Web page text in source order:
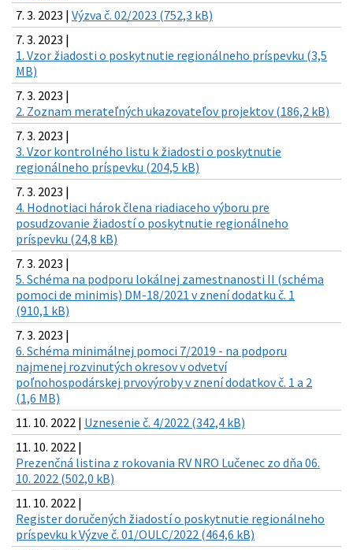
7. 3. 2023 | Výzva č. 02/2023 (752,3 kB)
7. 3. 2023 |
1. Vzor žiadosti o poskytnutie regionálneho príspevku (3,5
MB)
7. 3. 2023 |
2. Zoznam merateľných ukazovateľov projektov (186,2 kB)
7. 3. 2023 |
3. Vzor kontrolného listu k žiadosti o poskytnutie
regionálneho príspevku (204,5 kB)
7. 3. 2023 |
4. Hodnotiaci hárok člena riadiaceho výboru pre
posudzovanie žiadostí o poskytnutie regionálneho
príspevku (24,8 kB)
7. 3. 2023 |
5. Schéma na podporu lokálnej zamestnanosti II (schéma
pomoci de minimis) DM-18/2021 v znení dodatku č. 1
(910,1 kB)
7. 3. 2023 |
6. Schéma minimálnej pomoci 7/2019 - na podporu
najmenej rozvinutých okresov v odvetví
poľnohospodárskej prvovýroby v znení dodatkov č. 1 a 2
(1,6 MB)
11. 10. 2022 | Uznesenie č. 4/2022 (342,4 kB)
11. 10. 2022 |
Prezenčná listina z rokovania RV NRO Lučenec zo dňa 06.
10. 2022 (502,0 kB)
11. 10. 2022 |
Register doručených žiadostí o poskytnutie regionálneho
príspevku k Výzve č. 01/OULC/2022 (464,6 kB)